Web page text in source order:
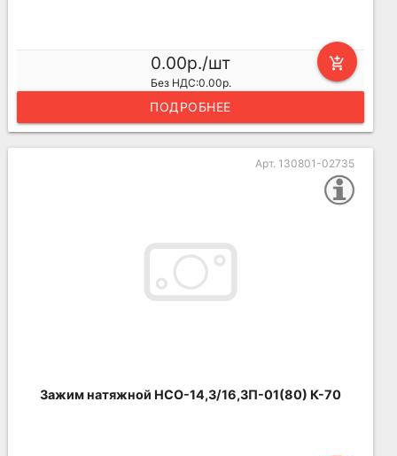
add_shopping_cart
0.00р./шт
Без НДС:0.00р.
ПОДРОБНЕЕ
Арт. 130801-02735
Зажим натяжной НСО-14,3/16,3П-01(80) К-70